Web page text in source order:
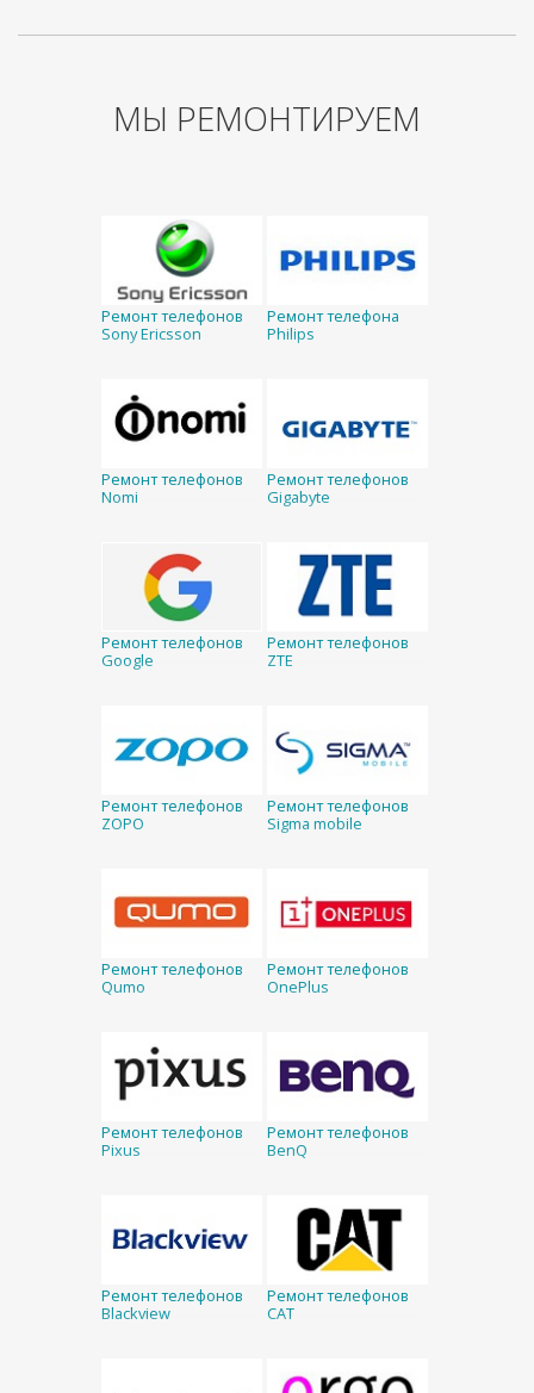
МЫ РЕМОНТИРУЕМ
Ремонт телефонов
Sony Ericsson
Ремонт телефона
Philips
Ремонт телефонов
Nomi
Ремонт телефонов
Gigabyte
Ремонт телефонов
Google
Ремонт телефонов
ZTE
Ремонт телефонов
ZOPO
Ремонт телефонов
Sigma mobile
Ремонт телефонов
Qumo
Ремонт телефонов
OnePlus
Ремонт телефонов
Pixus
Ремонт телефонов
BenQ
Ремонт телефонов
Blackview
Ремонт телефонов
CAT